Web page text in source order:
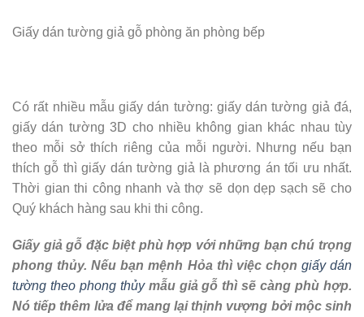
Giấy dán tường giả gỗ phòng ăn phòng bếp
Có rất nhiều mẫu giấy dán tường: giấy dán tường giả đá,
giấy dán tường 3D cho nhiều không gian khác nhau tùy
theo mỗi sở thích riêng của mỗi người. Nhưng nếu bạn
thích gỗ thì giấy dán tường giả là phương án tối ưu nhất.
Thời gian thi công nhanh và thợ sẽ dọn dẹp sạch sẽ cho
Quý khách hàng sau khi thi công.
Giấy giả gỗ đặc biệt phù hợp với những bạn chú trọng
phong thủy. Nếu bạn mệnh Hỏa thì việc chọn giấy dán
tường theo phong thủy mẫu giả gỗ thì sẽ càng phù hợp.
Nó tiếp thêm lửa để mang lại thịnh vượng bởi mộc sinh